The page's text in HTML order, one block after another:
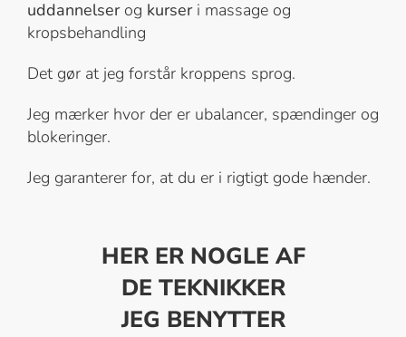
uddannelserog kurseri massage og
kropsbehandling
Det gør at jeg forstår kroppens sprog.
Jeg mærker hvor der er ubalancer, spændinger og
blokeringer.
Jeg garanterer for, at du er i rigtigt gode hænder.
HER ER NOGLE AF
DE TEKNIKKER
JEG BENYTTER